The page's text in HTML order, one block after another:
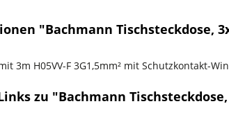
"Bachmann Tischsteckdose,
3m H05VV-F 3G1,5mm² mit Schutzkontakt-
zu "Bachmann Tischsteckdose,